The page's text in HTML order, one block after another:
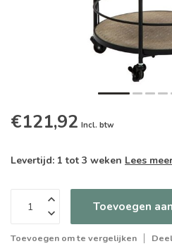
€121,92 Incl. btw
Levertijd: 1 tot 3 weken Lees
Toevoegen
Toevoegen om te vergelijken